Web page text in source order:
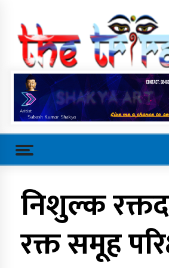
content
खरालको
‘माइतीको दैलो
निशुल्क
रक्त समूह